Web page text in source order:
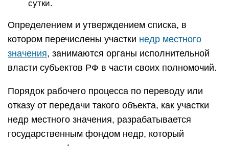
сутки.
Определением и утверждением списка, в
котором перечислены участки недр местного
значения, занимаются органы исполнительной
власти субъектов РФ в части своих полномочий.
Порядок рабочего процесса по переводу или
отказу от передачи такого объекта, как участки
недр местного значения, разрабатывается
государственным фондом недр, который